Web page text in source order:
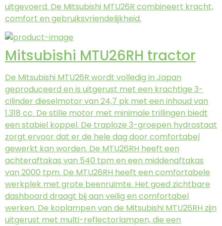
uitgevoerd. De Mitsubishi MTU26R combineert kracht,
comfort en gebruiksvriendelijkheid.
Mitsubishi MTU26RH tractor
De Mitsubishi MTU26R wordt volledig in Japan
geproduceerd en is uitgerust met een krachtige 3-
cilinder dieselmotor van 24,7 pk met een inhoud van
1.318 cc. De stille motor met minimale trillingen biedt
een stabiel koppel. De traploze 3-groepen hydrostaat
zorgt ervoor dat er de hele dag door comfortabel
gewerkt kan worden. De MTU26RH heeft een
achteraftakas van 540 tpm en een middenaftakas
van 2000 tpm. De MTU26RH heeft een comfortabele
werkplek met grote beenruimte. Het goed zichtbare
dashboard draagt bij aan veilig en comfortabel
werken. De koplampen van de Mitsubishi MTU26RH zijn
uitgerust met multi-reflectorlampen, die een